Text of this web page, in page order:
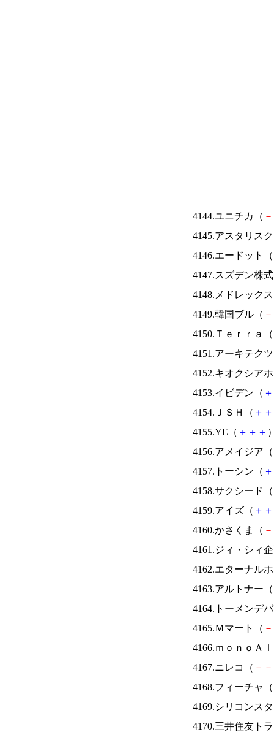
4144.ユニチカ（ －
4145.アスタリス
4146.エードット（
4147.スズデン株
4148.メドレック
4149.韓国ブル（ －
4150.Ｔｅｒｒａ（
4151.アーキテク
4152.キオクシア
4153.イビデン（ ＋
4154.ＪＳＨ（ ＋ ＋
4155.YE（ ＋ ＋ ＋
4156.アメイジア（
4157.トーシン（ ＋
4158.サクシード（
4159.アイズ（ ＋ ＋
4160.かさくま（ －
4161.ジィ・シィ
4162.エターナル
4163.アルトナー（
4164.トーメンデ
4165.Ｍマート（ －
4166.ｍｏｎｏＡ
4167.ニレコ（ － －
4168.フィーチャ（
4169.シリコンス
4170.三井住友ト